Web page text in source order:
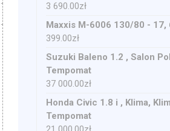
3 690.00zł
Maxxis M-6006 130/80 - 17,
399.00zł
Suzuki Baleno 1.2 , Salon
Tempomat
37 000.00zł
Honda Civic 1.8 i , Klima,
Tempomat